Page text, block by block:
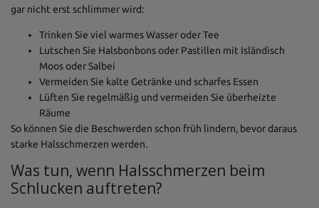
gar nicht erst schlimmer wird:
Trinken Sie viel warmes Wasser oder Tee
Lutschen Sie Halsbonbons oder Pastillen mit Isländisch
Moos oder Salbei
Vermeiden Sie kalte Getränke und scharfes Essen
Lüften Sie regelmäßig und vermeiden Sie überheizte
Räume
So können Sie die Beschwerden schon früh lindern, bevor daraus
starke Halsschmerzen werden.
Was tun, wenn Halsschmerzen beim
Schlucken auftreten?